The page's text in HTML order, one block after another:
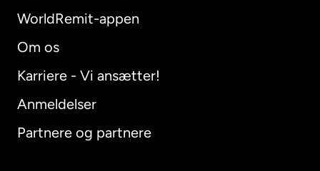
WorldRemit-appen
Om os
Karriere - Vi ansætter!
Anmeldelser
Partnere og partnere